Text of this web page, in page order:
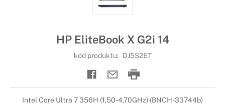
HP EliteBook X G2i 14
kód produktu: DJ5S2ET
Intel Core Ultra 7 356H (1,50-4,70GHz) (BNCH-33744b)